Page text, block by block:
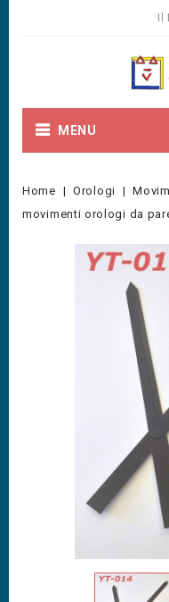
Il
MENU
Home Orologi
movimenti orologi da